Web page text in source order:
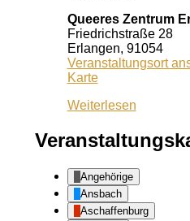
Queeres Zentrum
Friedrichstraße 28
Erlangen, 91054
Veranstaltungsort
KarteQueeres
Erlangen
Weiterlesen
Angehörige
Ansbach
Aschaffenburg